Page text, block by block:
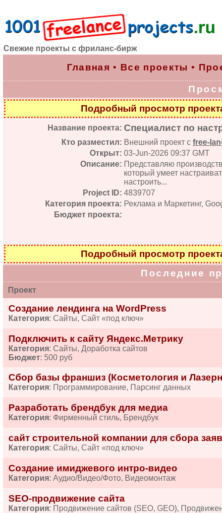
Свежие проекты с фриланс-бирж
Главная • Все проекты •
Подробный просмотр
Название проекта: Специалист по
Кто разместил: Внешний проект с free-
Открыт: 03-Jun-2026 09:37 GMT
Описание: Представляю
который умеет
настроить...
Project ID: 4839707
Категория проекта: Реклама и Маркетинг,
Бюджет проекта:
Подробный просмотр
Последние
Проект
Создание лендинга на WordPress
Категория: Сайты, Сайт «под ключ»
Подключить к сайту Яндекс.Метрику
Категория: Сайты, Доработка сайтов
Бюджет: 500 руб
Сбор базы франшиз (Косметология и
Категория: Программирование, Парсинг данных
Разработать брендбук для медиа
Категория: Фирменный стиль, Брендбук
сайт строительной компании для сбора
Категория: Сайты, Сайт «под ключ»
Создание имиджевого интро-видео
Категория: Аудио/Видео/Фото, Видеомонтаж
SEO-продвижение сайта
Категория: Продвижение сайтов (SEO, GEO),